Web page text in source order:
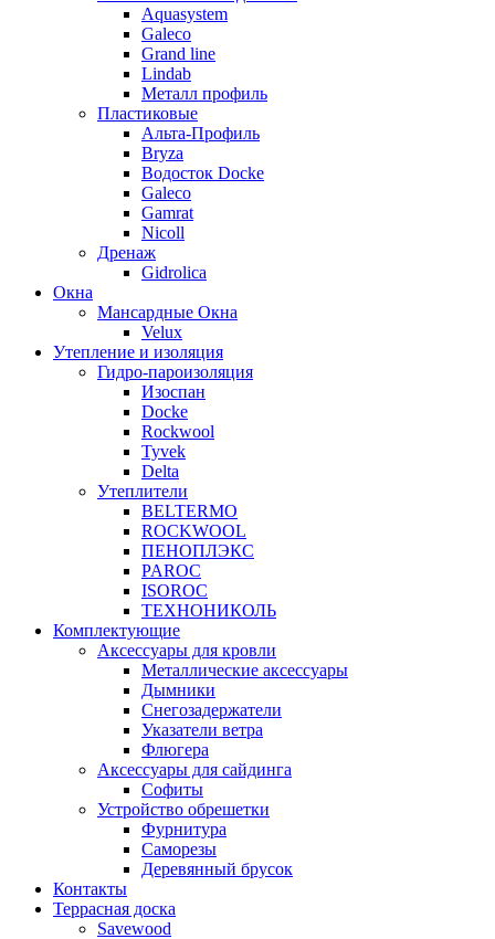
Aquasystem
Galeco
Grand line
Lindab
Металл профиль
Пластиковые
Альта-Профиль
Bryza
Водосток Docke
Galeco
Gamrat
Nicoll
Дренаж
Gidrolica
Окна
Мансардные Окна
Velux
Утепление и изоляция
Гидро-пароизоляция
Изоспан
Docke
Rockwool
Tyvek
Delta
Утеплители
BELTERMO
ROCKWOOL
ПЕНОПЛЭКС
PAROC
ISOROC
ТЕХНОНИКОЛЬ
Комплектующие
Аксессуары для кровли
Металлические аксессуары
Дымники
Снегозадержатели
Указатели ветра
Флюгера
Аксессуары для сайдинга
Софиты
Устройство обрешетки
Фурнитура
Саморезы
Деревянный брусок
Контакты
Террасная доска
Savewood